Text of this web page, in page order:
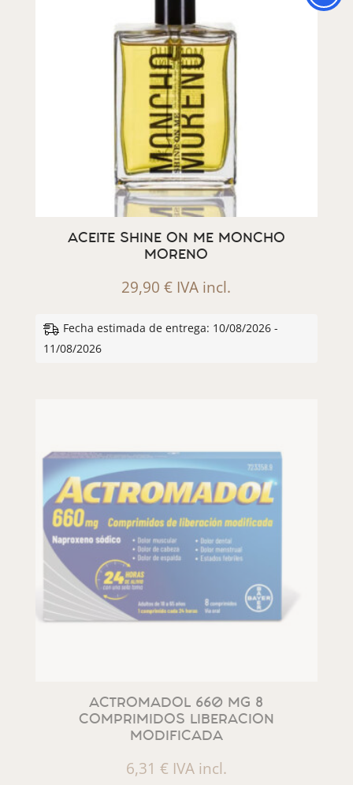
ACEITE SHINE ON ME MONCHO
MORENO
29,90€ IVA incl.
Fecha estimada de entrega: 10/08/2026 -
11/08/2026
ACTROMADOL 660 MG 8
COMPRIMIDOS LIBERACION
MODIFICADA
6,31 € IVA incl.